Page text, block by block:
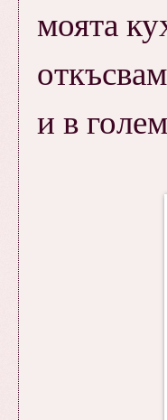
моята
и в